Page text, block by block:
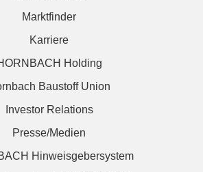
Marktfinder
Karriere
Holding
Baustoff Union
Investor Relations
Presse/Medien
Hinweisgebersystem